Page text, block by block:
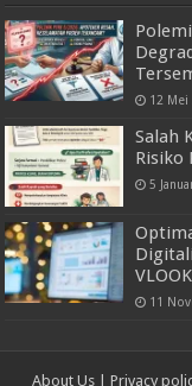
12 Mei
Salah
Risiko
5
11
About Us| Privacy